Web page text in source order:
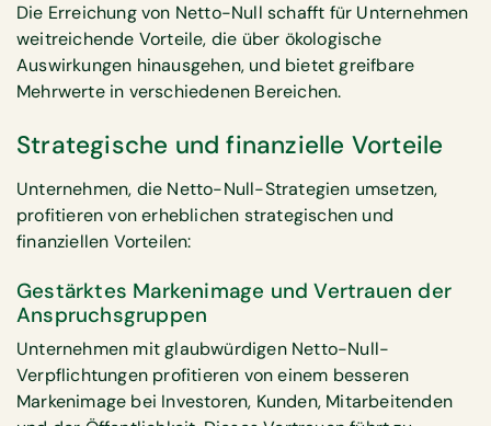
Die Erreichung von Netto-Null schafft für Unternehmen
weitreichende Vorteile, die über ökologische
Auswirkungen hinausgehen, und bietet greifbare
Mehrwerte in verschiedenen Bereichen.
Strategische und finanzielle Vorteile
Unternehmen, die Netto-Null-Strategien umsetzen,
profitieren von erheblichen strategischen und
finanziellen Vorteilen:
Gestärktes Markenimage und Vertrauen der
Anspruchsgruppen
Unternehmen mit glaubwürdigen Netto-Null-
Verpflichtungen profitieren von einem besseren
Markenimage bei Investoren, Kunden, Mitarbeitenden